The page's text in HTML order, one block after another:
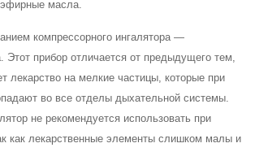
масла.
компрессорного ингалятора —
Этот прибор отличается от предыдущего тем,
лекарство на мелкие частицы, которые при
во все отделы дыхательной системы.
не рекомендуется использовать при
как лекарственные элементы слишком малы и